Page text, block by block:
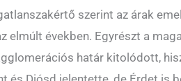
szerint az árak
elmúlt években. Egyrészt a
határ kitolódott,